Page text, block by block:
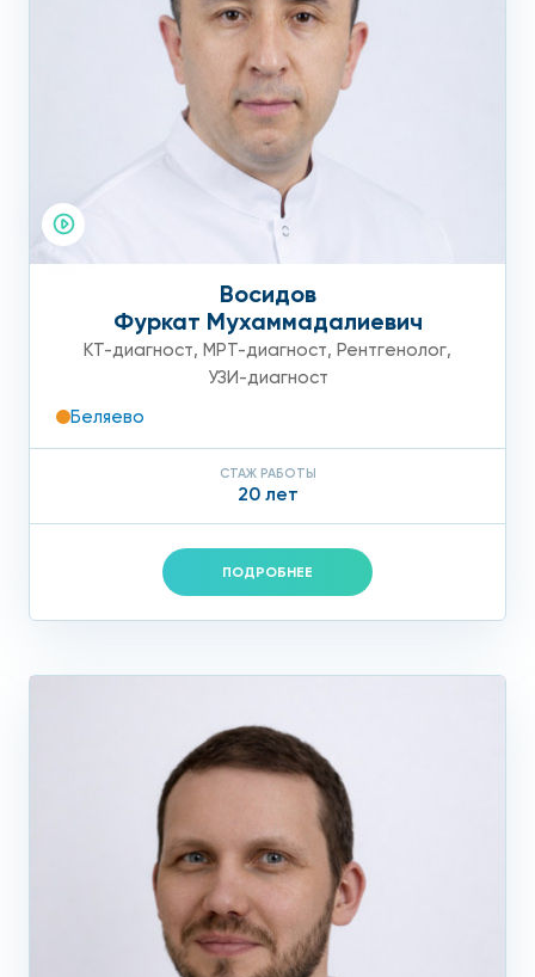
Восидов
Фуркат Мухаммадалиевич
КТ-диагност, МРТ-диагност, Рентгенолог,
УЗИ-диагност
Беляево
СТАЖ РАБОТЫ
20 лет
ПОДРОБНЕЕ